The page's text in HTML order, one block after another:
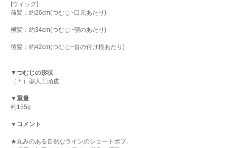
[ウィッグ]
前髪：約26cm(つむじ~口元あたり)
横髪：約34cm(つむじ~顎のあたり)
後髪：約42cm(つむじ~首の付け根あたり)
▼つむじの形状
（＊）型人工頭皮
▼重量
約155g
▼コメント
★丸みのある自然なラインのショートボブ。